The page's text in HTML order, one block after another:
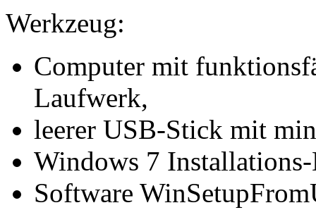
Werkzeug:
Computer mit
Laufwerk,
leerer USB-Stick mit
Windows 7
Software